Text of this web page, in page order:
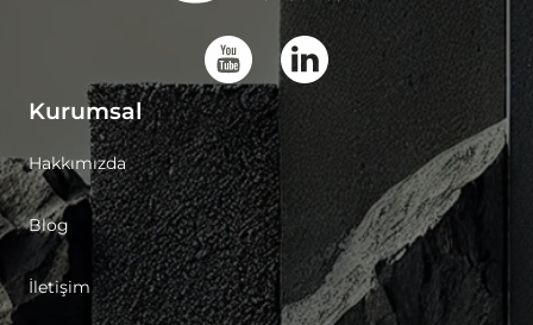
Kurumsal
Hakkımızda
Blog
İletişim